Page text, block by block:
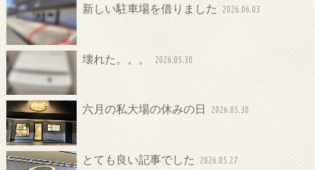
新しい駐車場を借りました 2026.06.03
壊れた。。。 2026.05.30
六月の私大場の休みの日 2026.05.30
とても良い記事でした 2026.05.27